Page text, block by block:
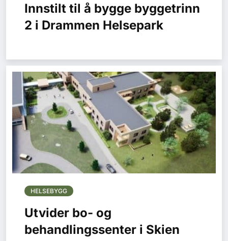
Innstilt til å bygge byggetrinn
2 i Drammen Helsepark
HELSEBYGG
Utvider bo- og
behandlingssenter i Skien